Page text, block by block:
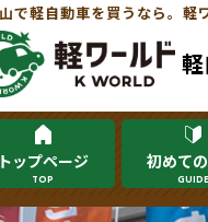
で軽自動車を買うなら。軽
トップページ
TOP
初めて
GUIDE